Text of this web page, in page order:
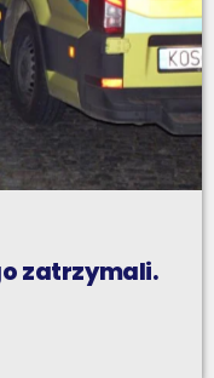
zatrzymali.